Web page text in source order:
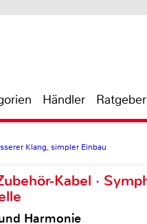
Händler Ratgeber
Klang, simpler Einbau
Kabel ·
Harmonie